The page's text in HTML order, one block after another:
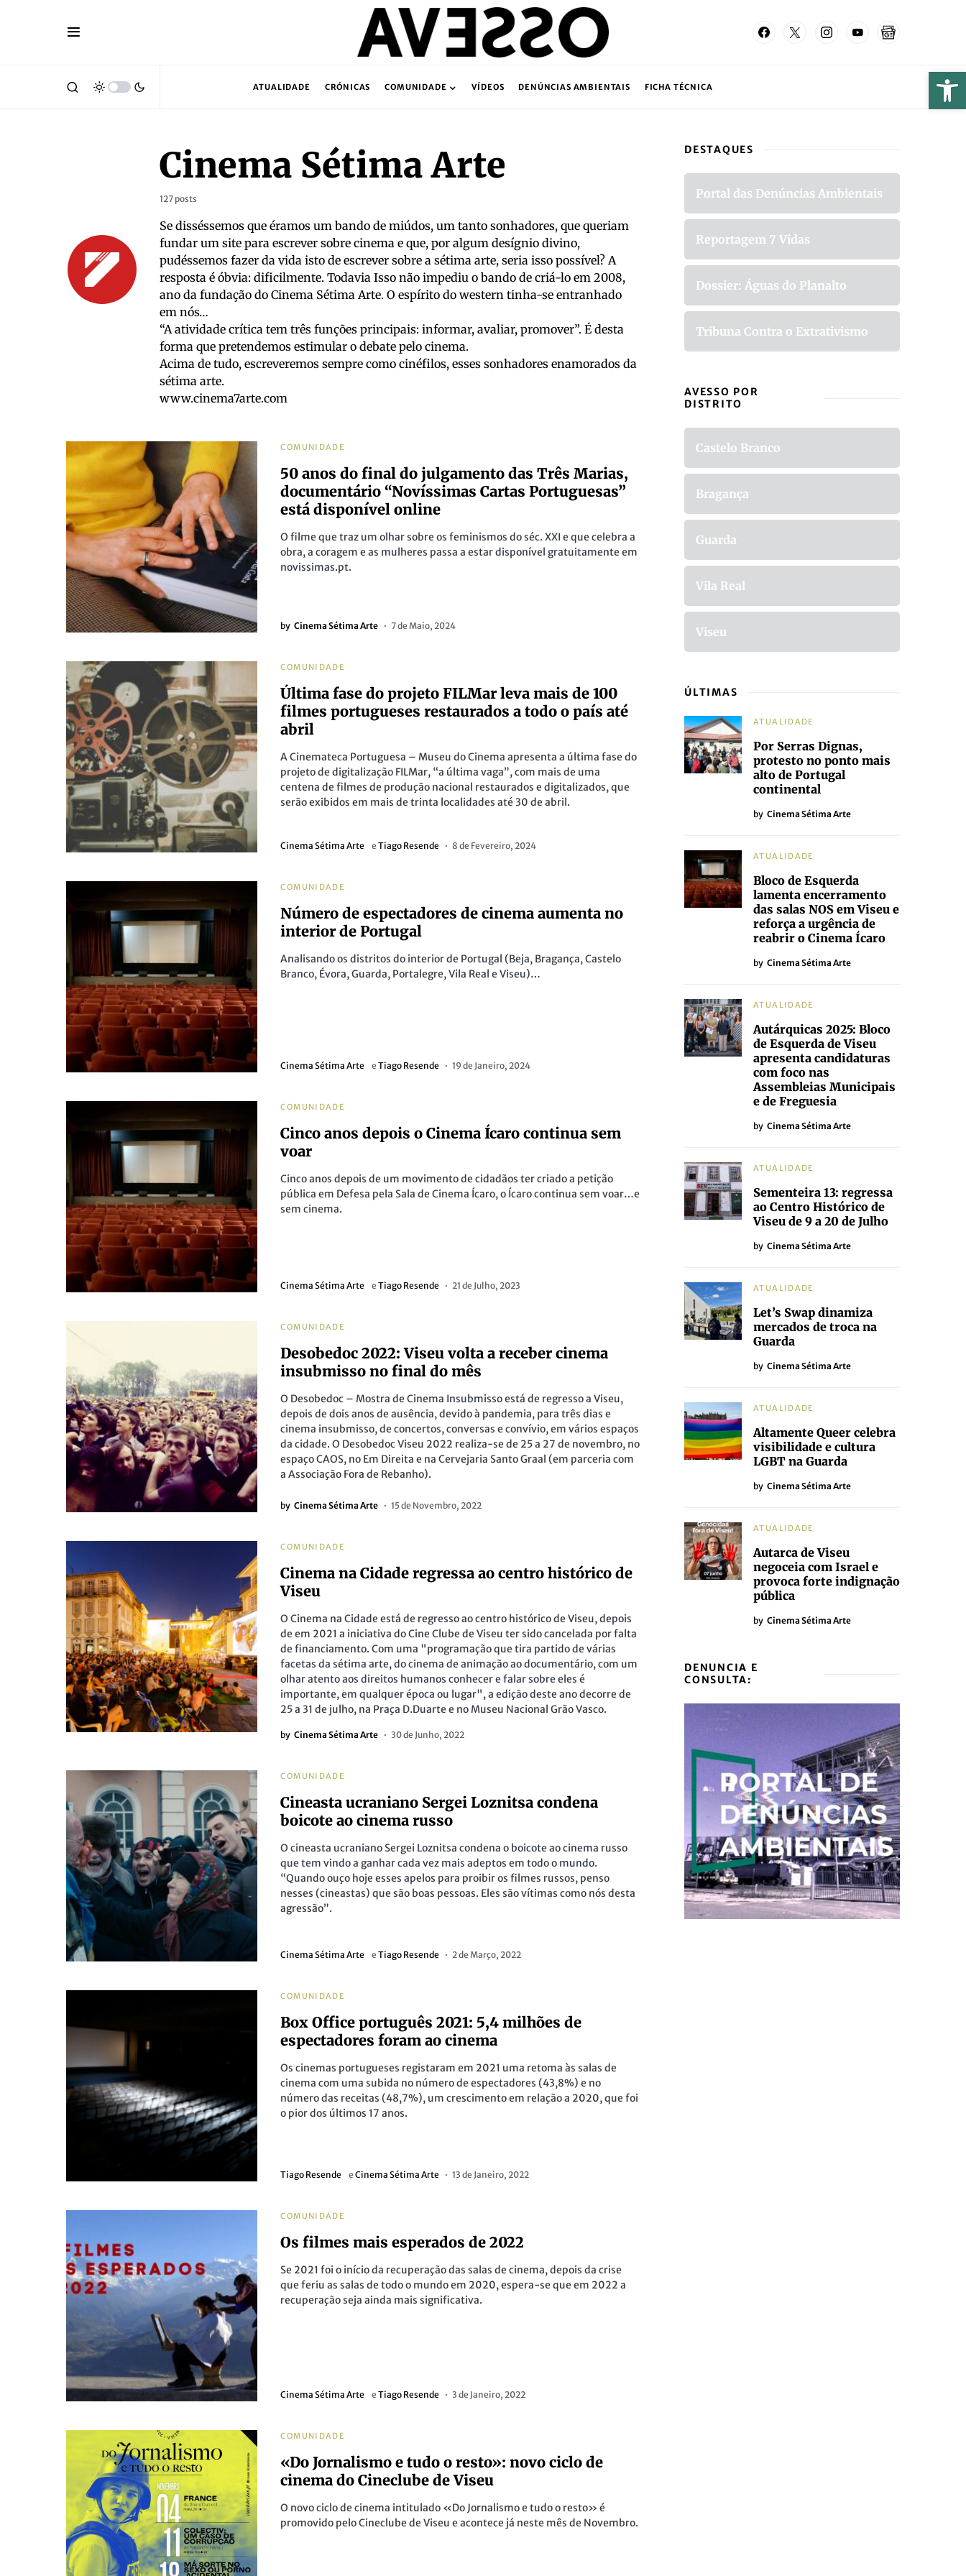
ATUALIDADE CRÓNICAS COMUNIDADE VÍDEOS DENÚNCIAS AMBIENTAIS FICHA TÉCNICA
Cinema Sétima Arte
127 posts
Se disséssemos que éramos um bando de miúdos, um tanto sonhadores, que queriam
fundar um site para escrever sobre cinema e que, por algum desígnio divino,
pudéssemos fazer da vida isto de escrever sobre a sétima arte, seria isso possível? A
resposta é óbvia: dificilmente. Todavia Isso não impediu o bando de criá-lo em 2008,
ano da fundação do Cinema Sétima Arte. O espírito do western tinha-se entranhado
em nós…
“A atividade crítica tem três funções principais: informar, avaliar, promover”. É desta
forma que pretendemos estimular o debate pelo cinema.
Acima de tudo, escreveremos sempre como cinéfilos, esses sonhadores enamorados da
sétima arte.
www.cinema7arte.com
COMUNIDADE
50 anos do final do julgamento das Três Marias,
documentário “Novíssimas Cartas Portuguesas”
está disponível online
O filme que traz um olhar sobre os feminismos do séc. XXI e que celebra a
obra, a coragem e as mulheres passa a estar disponível gratuitamente em
novissimas.pt.
by Cinema Sétima Arte 7 de Maio, 2024
COMUNIDADE
Última fase do projeto FILMar leva mais de 100
filmes portugueses restaurados a todo o país até
abril
A Cinemateca Portuguesa – Museu do Cinema apresenta a última fase do
projeto de digitalização FILMar, “a última vaga”, com mais de uma
centena de filmes de produção nacional restaurados e digitalizados, que
serão exibidos em mais de trinta localidades até 30 de abril.
Cinema Sétima Arte eTiago Resende 8 de Fevereiro, 2024
COMUNIDADE
Número de espectadores de cinema aumenta no
interior de Portugal
Analisando os distritos do interior de Portugal (Beja, Bragança, Castelo
Branco, Évora, Guarda, Portalegre, Vila Real e Viseu)…
Cinema Sétima Arte eTiago Resende 19 de Janeiro, 2024
COMUNIDADE
Cinco anos depois o Cinema Ícaro continua sem
voar
Cinco anos depois de um movimento de cidadãos ter criado a petição
pública em Defesa pela Sala de Cinema Ícaro, o Ícaro continua sem voar…e
sem cinema.
Cinema Sétima Arte eTiago Resende 21 de Julho, 2023
COMUNIDADE
Desobedoc 2022: Viseu volta a receber cinema
insubmisso no final do mês
O Desobedoc – Mostra de Cinema Insubmisso está de regresso a Viseu,
depois de dois anos de ausência, devido à pandemia, para três dias e
cinema insubmisso, de concertos, conversas e convívio, em vários espaços
da cidade. O Desobedoc Viseu 2022 realiza-se de 25 a 27 de novembro, no
espaço CAOS, no Em Direita e na Cervejaria Santo Graal (em parceria com
a Associação Fora de Rebanho).
by Cinema Sétima Arte 15 de Novembro, 2022
COMUNIDADE
Cinema na Cidade regressa ao centro histórico de
Viseu
O Cinema na Cidade está de regresso ao centro histórico de Viseu, depois
de em 2021 a iniciativa do Cine Clube de Viseu ter sido cancelada por falta
de financiamento. Com uma "programação que tira partido de várias
facetas da sétima arte, do cinema de animação ao documentário, com um
olhar atento aos direitos humanos conhecer e falar sobre eles é
importante, em qualquer época ou lugar", a edição deste ano decorre de
25 a 31 de julho, na Praça D.Duarte e no Museu Nacional Grão Vasco.
by Cinema Sétima Arte 30 de Junho, 2022
COMUNIDADE
Cineasta ucraniano Sergei Loznitsa condena
boicote ao cinema russo
O cineasta ucraniano Sergei Loznitsa condena o boicote ao cinema russo
que tem vindo a ganhar cada vez mais adeptos em todo o mundo.
“Quando ouço hoje esses apelos para proibir os filmes russos, penso
nesses (cineastas) que são boas pessoas. Eles são vítimas como nós desta
agressão”.
Cinema Sétima Arte eTiago Resende 2 de Março, 2022
COMUNIDADE
Box Office português 2021: 5,4 milhões de
espectadores foram ao cinema
Os cinemas portugueses registaram em 2021 uma retoma às salas de
cinema com uma subida no número de espectadores (43,8%) e no
número das receitas (48,7%), um crescimento em relação a 2020, que foi
o pior dos últimos 17 anos.
Tiago Resende eCinema Sétima Arte 13 de Janeiro, 2022
COMUNIDADE
Os filmes mais esperados de 2022
Se 2021 foi o início da recuperação das salas de cinema, depois da crise
que feriu as salas de todo o mundo em 2020, espera-se que em 2022 a
recuperação seja ainda mais significativa.
Cinema Sétima Arte eTiago Resende 3 de Janeiro, 2022
COMUNIDADE
«Do Jornalismo e tudo o resto»: novo ciclo de
cinema do Cineclube de Viseu
O novo ciclo de cinema intitulado «Do Jornalismo e tudo o resto» é
promovido pelo Cineclube de Viseu e acontece já neste mês de Novembro.
DESTAQUES
Portal das Denúncias Ambientais
Reportagem 7 Vidas
Dossier: Águas do Planalto
Tribuna Contra o Extrativismo
AVESSO POR
DISTRITO
Castelo Branco
Bragança
Guarda
Vila Real
Viseu
ÚLTIMAS
ATUALIDADE
Por Serras Dignas,
protesto no ponto mais
alto de Portugal
continental
by Cinema Sétima Arte
ATUALIDADE
Bloco de Esquerda
lamenta encerramento
das salas NOS em Viseu e
reforça a urgência de
reabrir o Cinema Ícaro
by Cinema Sétima Arte
ATUALIDADE
Autárquicas 2025: Bloco
de Esquerda de Viseu
apresenta candidaturas
com foco nas
Assembleias Municipais
e de Freguesia
by Cinema Sétima Arte
ATUALIDADE
Sementeira 13: regressa
ao Centro Histórico de
Viseu de 9 a 20 de Julho
by Cinema Sétima Arte
ATUALIDADE
Let’s Swap dinamiza
mercados de troca na
Guarda
by Cinema Sétima Arte
ATUALIDADE
Altamente Queer celebra
visibilidade e cultura
LGBT na Guarda
by Cinema Sétima Arte
ATUALIDADE
Autarca de Viseu
negoceia com Israel e
provoca forte indignação
pública
by Cinema Sétima Arte
DENUNCIA E
CONSULTA: